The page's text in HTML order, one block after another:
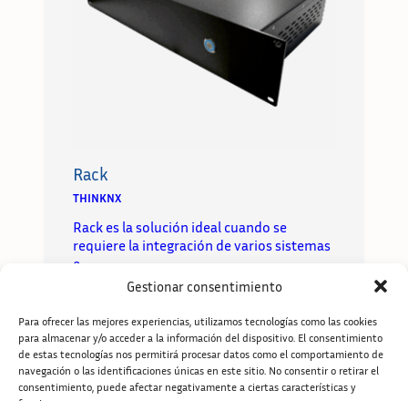
Gestionar consentimiento
Para ofrecer las mejores experiencias, utilizamos tecnologías como las cookies
para almacenar y/o acceder a la información del dispositivo. El consentimiento
de estas tecnologías nos permitirá procesar datos como el comportamiento de
navegación o las identificaciones únicas en este sitio. No consentir o retirar el
consentimiento, puede afectar negativamente a ciertas características y
Rack
THINKNX
Rack es la solución ideal cuando se
requiere la integración de varios sistemas
e…
Leer más